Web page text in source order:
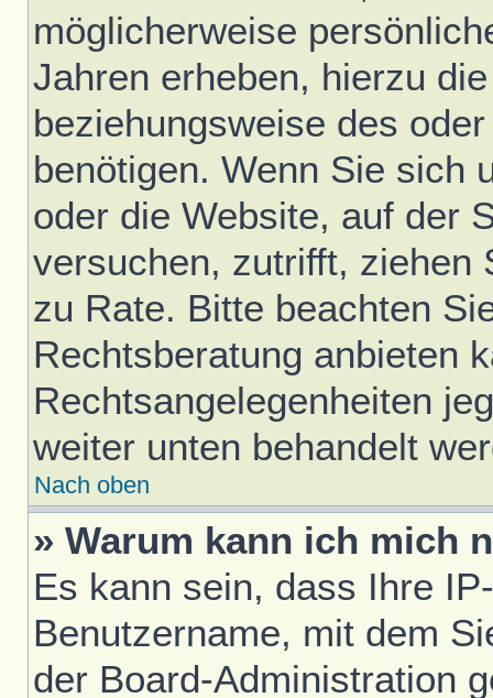
möglicherweise
Jahren erheben, hierzu
beziehungsweise des
benötigen. Wenn Sie sich
oder die Website, auf der
versuchen, zutrifft, ziehen
zu Rate. Bitte beachten
Rechtsberatung anbieten
Rechtsangelegenheiten
weiter unten behandelt
Nach oben
» Warum kann ich mich
Es kann sein, dass Ihre
Benutzername, mit dem
der Board-Administration